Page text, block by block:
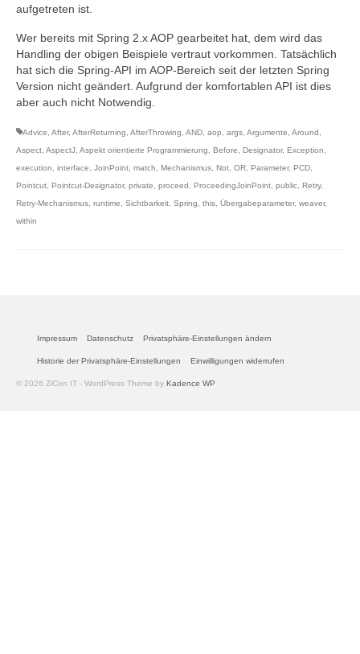
aufgetreten ist.
Wer bereits mit Spring 2.x AOP gearbeitet hat, dem wird das
Handling der obigen Beispiele vertraut vorkommen. Tatsächlich
hat sich die Spring-API im AOP-Bereich seit der letzten Spring
Version nicht geändert. Aufgrund der komfortablen API ist dies
aber auch nicht Notwendig.
Advice After, AfterReturning AfterThrowing AND aop args Argumente Around
Aspect AspectJ Aspekt orientierte Programmierung Before Designator, Exception
execution
interface JoinPoint match Mechanismus Not OR Parameter, PCD
Pointcut Pointcut-Designator, private proceed ProceedingJoinPoint public Retry,
Retry-Mechanismus runtime Sichtbarkeit Spring this Übergabeparameter, weaver,
within
Impressum Datenschutz Privatsphäre-Einstellungen ändern
Historie der Privatsphäre-Einstellungen Einwilligungen widerrufen
© 2026 ZiCon IT - WordPress Theme by Kadence WP